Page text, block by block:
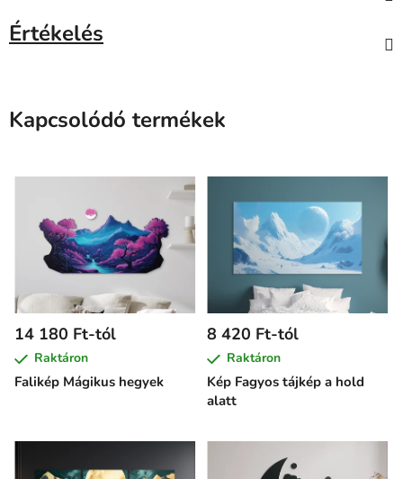
Értékelés
Kapcsolódó termékek
Falikép Mágikus hegyek
14 180 Ft-tól
Raktáron
Kép Fagyos tájkép a hold
alatt
8 420 Ft-tól
Raktáron